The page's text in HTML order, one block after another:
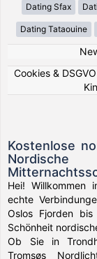
Dating Sfax
Dating Tataouine
Cookies & DSGVO
Kostenlose
Hei! Willkommen
echte
Oslos Fjorden
Schönheit
Ob Sie in
Tromsøs